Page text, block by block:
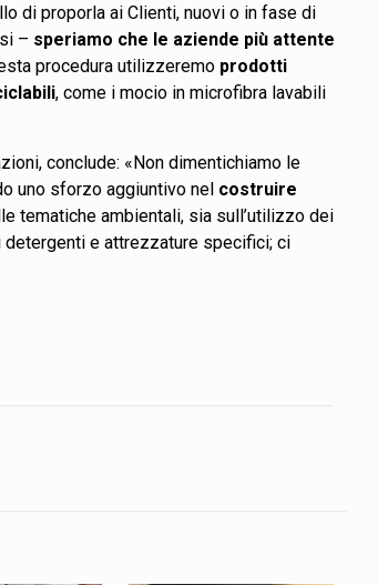
di proporla ai Clienti, nuovi o in fase di
– speriamo che le aziende più attente
procedura utilizzeremo prodotti
, come i mocio in microfibra lavabili
conclude: «Non dimentichiamo le
uno sforzo aggiuntivo nel costruire
tematiche ambientali, sia sull’utilizzo dei
detergenti e attrezzature specifici; ci